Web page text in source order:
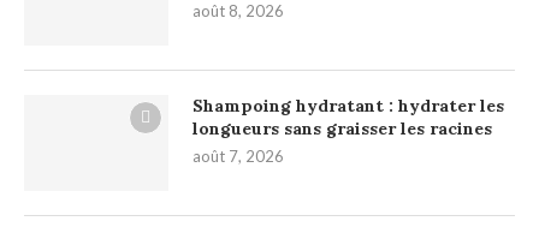
août 8, 2026
Shampoing hydratant : hydrater les
longueurs sans graisser les racines
août 7, 2026